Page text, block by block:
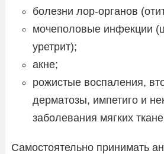
болезни лор-органов
мочеполовые инфекции
уретрит);
акне;
рожистые воспаления,
дерматозы, импетиго и
заболевания мягких
Самостоятельно принимать